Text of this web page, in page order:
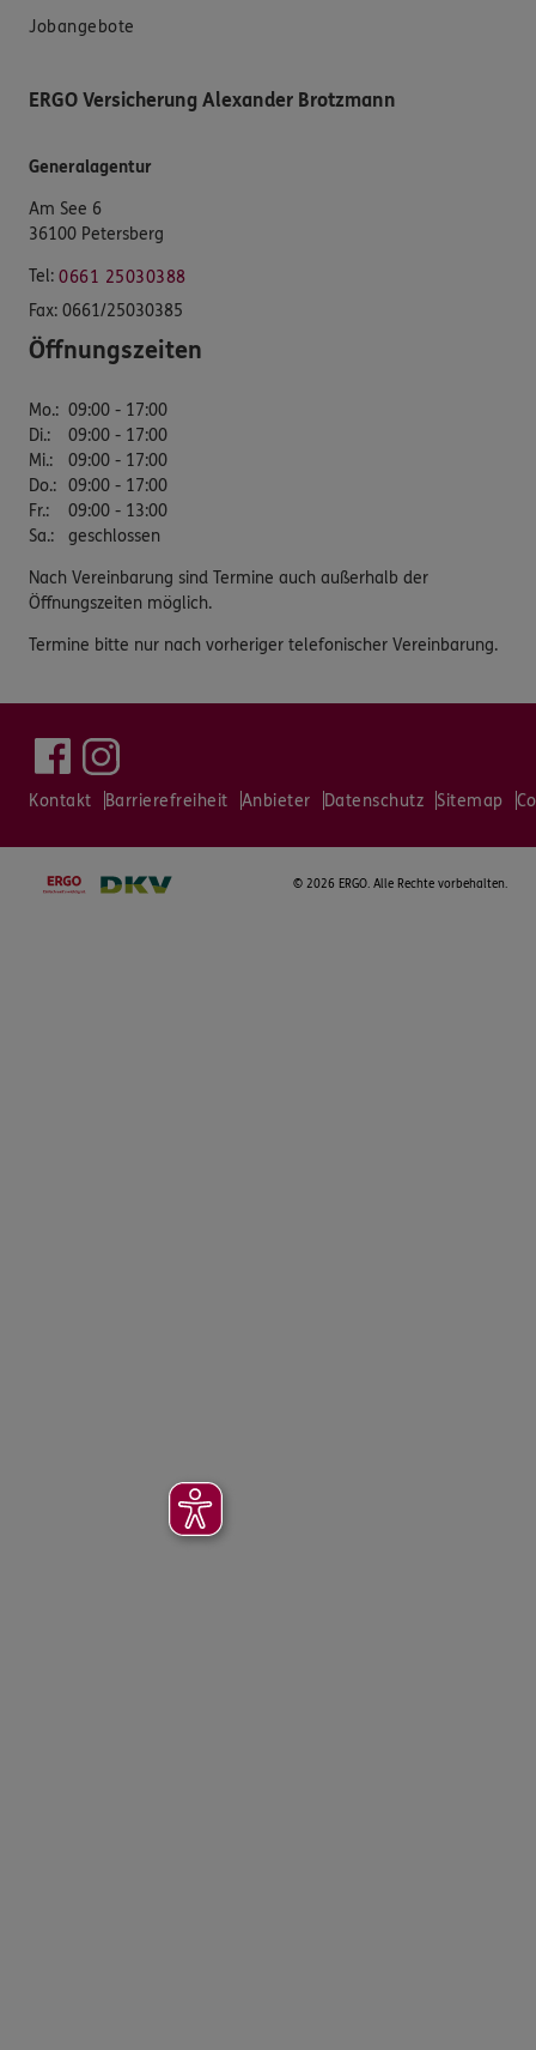
Jobangebote
ERGO Versicherung Alexander Brotzmann
Generalagentur
Am See 6
36100 Petersberg
Tel: 0661 25030388
Fax: 0661/25030385
Öffnungszeiten
Mo.: 09:00 - 17:00
Di.:
09:00 - 17:00
Mi.:
09:00 - 17:00
Do.: 09:00 - 17:00
Fr.:
09:00 - 13:00
Sa.: geschlossen
Nach Vereinbarung sind Termine auch außerhalb der
Öffnungszeiten möglich.
Termine bitte nur nach vorheriger telefonischer Vereinbarung.
Kontakt Barrierefreiheit Anbieter Datenschutz Sitemap
© 2026 ERGO. Alle Rechte vorbehalten.